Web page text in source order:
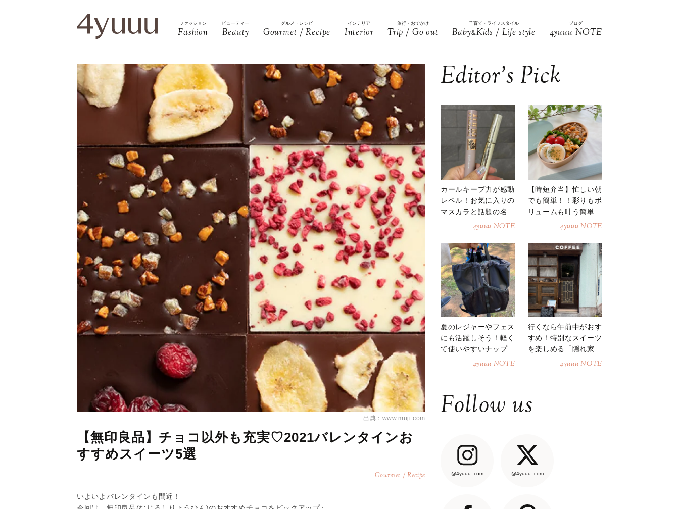
ファッション
Fashion
ビューティー
Beauty
グルメ・レシピ
Gourmet / Recipe
インテリア
Interior
旅行・おでかけ
Trip / Go out
子育て・ライフスタイル
Baby&Kids / Life style
ブログ
4yuuu NOTE
出典：www.muji.com
【無印良品】チョコ以外も充実♡2021バレンタインお
すすめスイーツ5選
Gourmet / Recipe
いよいよバレンタインも間近！
Editor’s Pick
カールキープ力が感動
レベル！お気に入りの
マスカラと話題の名品
4yuuu NOTE
【時短弁当】忙しい朝
でも簡単！！彩りもボ
リュームも叶う簡単そ
4yuuu NOTE
夏のレジャーやフェス
にも活躍しそう！軽く
て使いやすいナップサ
4yuuu NOTE
行くなら午前中がおす
すめ！特別なスイーツ
を楽しめる「隠れ家カ
4yuuu NOTE
Follow us
@4yuuu_com @4yuuu_com